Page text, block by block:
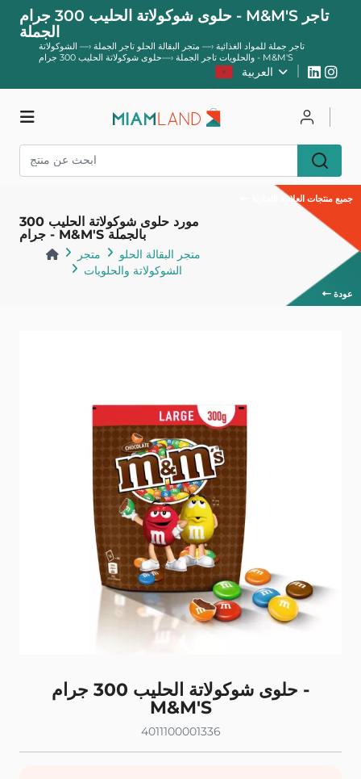
حلوى شوكولاتة الحليب 300 جرام - M&M'S تاجر
الجملة
تاجر جملة للمواد الغذائية —› متجر البقالة الحلو تاجر الجملة—› الشوكولاتة
والحلويات تاجر الجملة—› حلوى شوكولاتة الحليب 300 جرام - M&M'S
العربية
مورد حلوى شوكولاتة الحليب 300
جرام - M&M'S بالجملة
متجر
متجر البقالة الحلو
الشوكولاتة والحلويات
جميع منتجات العلامة التجارية
عودة
حلوى شوكولاتة الحليب 300 جرام -
M&M'S
4011100001336
متجر يتصل يسجل